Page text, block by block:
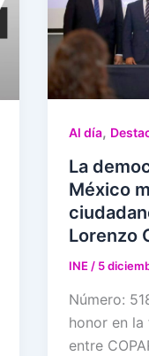
Al día,
La
México
Lorenzo
INE/ 5
Número:
honor en
entre